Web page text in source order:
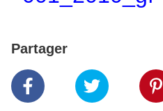
Partager